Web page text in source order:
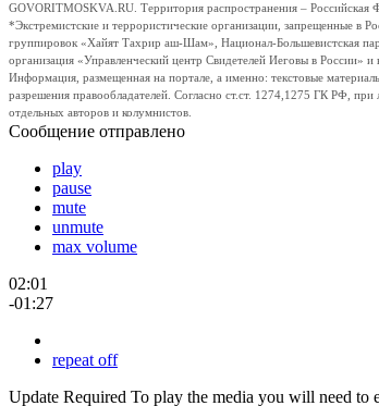
GOVORITMOSKVA.RU. Территория распространения –
*Экстремистские и террористические организации, запрещенные
группировок «Хайят Тахрир аш-Шам», Национал-Большевистская
организация «Управленческий центр Свидетелей Иеговы в России»
Информация, размещенная на портале, а именно: текстовые
разрешения правообладателей. Согласно ст.ст. 1274,1275 ГК РФ,
отдельных авторов и колумнистов.
Сообщение отправлено
play
pause
mute
unmute
max volume
02:01
-01:27
repeat off
Update Required To play the media you will need to